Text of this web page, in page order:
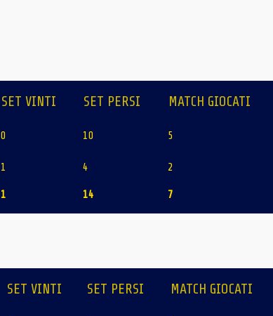
SET VINTI SET PERSI MATCH GIOCATI
0 10 5
1 4 2
1 14 7
SET VINTI SET PERSI MATCH GIOCATI